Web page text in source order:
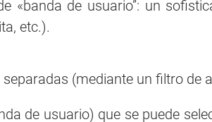
«banda de usuario”: un
etc.).
(mediante un filtro de
de usuario) que se puede